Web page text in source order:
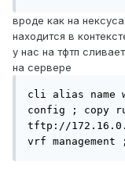
вроде как на
находится в
у нас на тфтп
на сервере
cli alias name
config ; copy
tftp://
vrf management ;